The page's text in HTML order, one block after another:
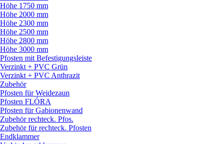
Höhe 1750 mm
Höhe 2000 mm
Höhe 2300 mm
Höhe 2500 mm
Höhe 2800 mm
Höhe 3000 mm
Pfosten mit Befestigungsleiste
Verzinkt + PVC Grün
Verzinkt + PVC Anthrazit
Zubehör
Pfosten für Weidezaun
Pfosten FLÓRA
Pfosten für Gabionenwand
Zubehör rechteck. Pfos.
Zubehör für rechteck. Pfosten
Endklammer